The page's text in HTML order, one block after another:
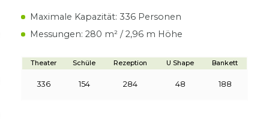
Maximale Kapazität: 336 Personen
Messungen: 280 m² / 2,96 m Höhe
Theater Schüle Rezeption U Shape Bankett
336 154 284 48 188